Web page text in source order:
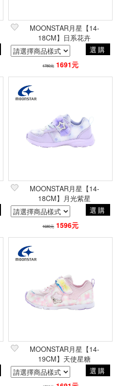
MOONSTAR月星【14-
18CM】日系花卉
選購
1780元 1691元
MOONSTAR月星【14-
18CM】月光紫星
選購
1680元 1596元
MOONSTAR月星【14-
19CM】天使星糖
選購